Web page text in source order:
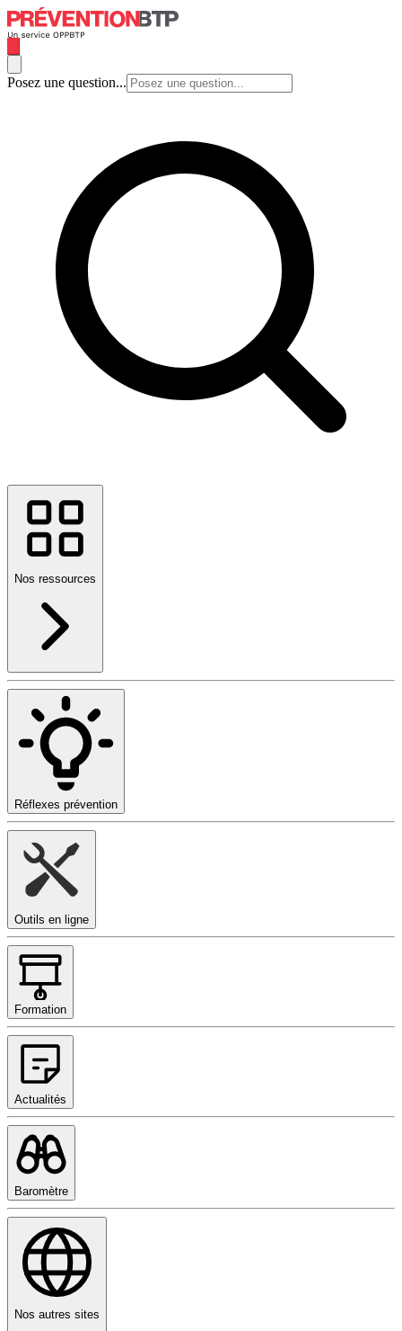
Posez une question...
Nos ressources
Réflexes prévention
Outils en ligne
Formation
Actualités
Baromètre
Nos autres sites